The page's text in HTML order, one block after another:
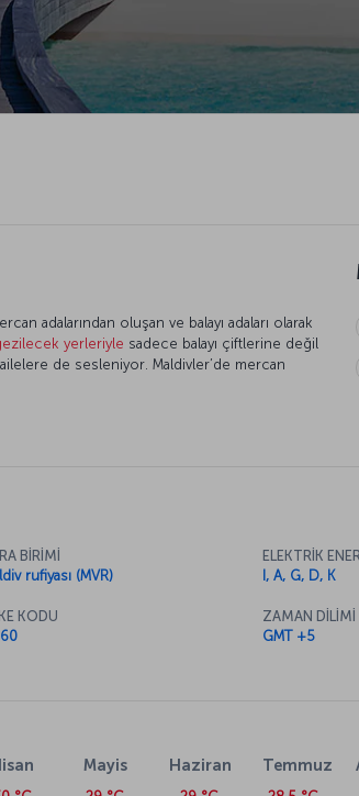
adalarından oluşan ve balayı adaları olarak
yerleriyle sadece balayı çiftlerine değil
de sesleniyor. Maldivler’de mercan
ve gerçek olamayacak kadar güzel doğasıyla
alarak dünyaca ünlü bu masmavi rotaya nefes
bu sayfanın devamından ya da “
Uçak bileti
BİRİMİ
rufiyası (MVR)
KODU
ELEKTRİK
I, A, G, D, K
ZAMAN DİLİMİ
GMT +5
Mayis Haziran Temmuz